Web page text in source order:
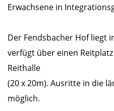
Erwachsene in
Der Fendsbacher Hof liegt
verfügt über einen
Reithalle
(20 x 20m). Ausritte in die
möglich.